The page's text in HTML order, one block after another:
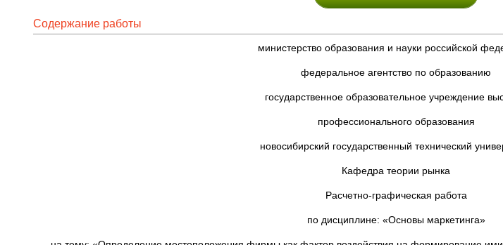
Содержание работы
министерство образования и науки российской
федеральное агентство по образованию
государственное образовательное учреждение
профессионального образования
новосибирский государственный технический
Кафедра теории рынка
Расчетно-графическая работа
по дисциплине: «Основы маркетинга»